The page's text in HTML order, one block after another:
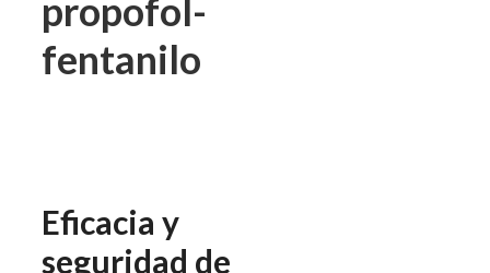
propofol-
fentanilo
Eficacia y
seguridad de